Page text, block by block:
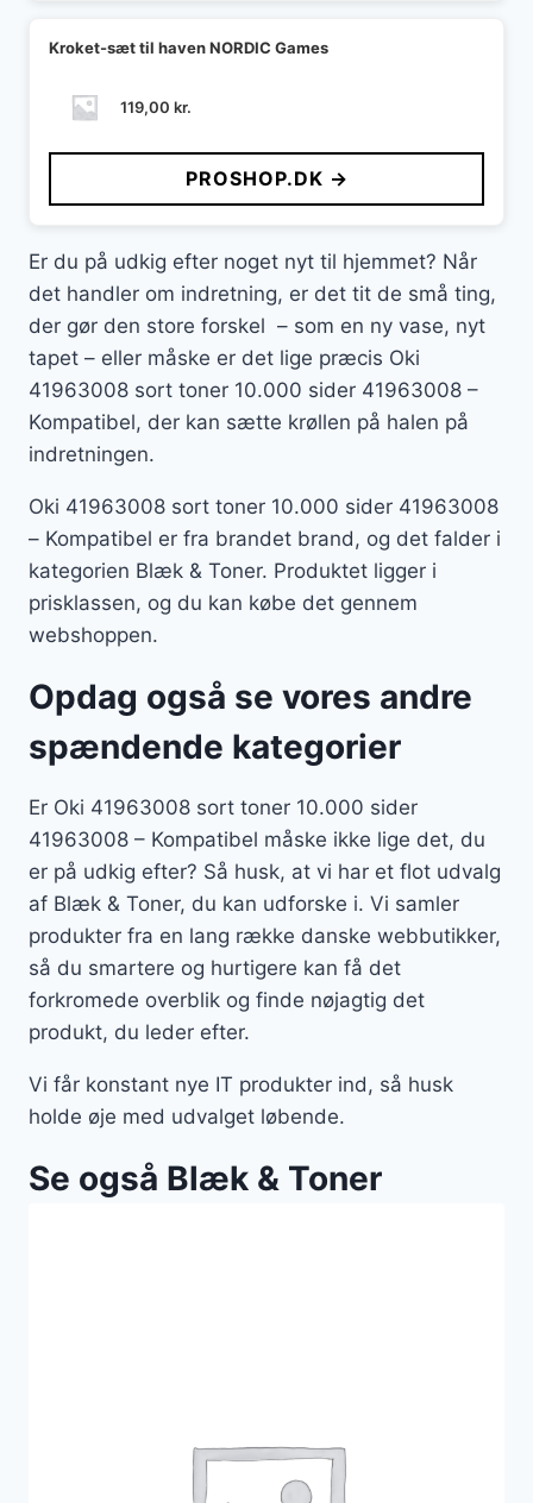
Kroket-sæt til haven NORDIC Games
119,00 kr.
PROSHOP.DK →
Er du på udkig efter noget nyt til hjemmet? Når
det handler om indretning, er det tit de små ting,
der gør den store forskel – som en ny vase, nyt
tapet – eller måske er det lige præcis Oki
41963008 sort toner 10.000 sider 41963008 –
Kompatibel, der kan sætte krøllen på halen på
indretningen.
Oki 41963008 sort toner 10.000 sider 41963008
– Kompatibel er fra brandet brand, og det falder i
kategorien Blæk & Toner. Produktet ligger i
prisklassen, og du kan købe det gennem
webshoppen.
Opdag også se vores andre
spændende kategorier
Er Oki 41963008 sort toner 10.000 sider
41963008 – Kompatibel måske ikke lige det, du
er på udkig efter? Så husk, at vi har et flot udvalg
af Blæk & Toner, du kan udforske i. Vi samler
produkter fra en lang række danske webbutikker,
så du smartere og hurtigere kan få det
forkromede overblik og finde nøjagtig det
produkt, du leder efter.
Vi får konstant nye IT produkter ind, så husk
holde øje med udvalget løbende.
Se også Blæk & Toner